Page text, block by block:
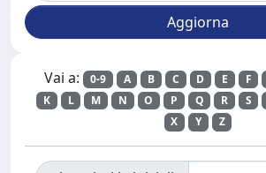
Vai a: 0-9 A B C D E F
K
L M N O P Q R S
X
Y Z